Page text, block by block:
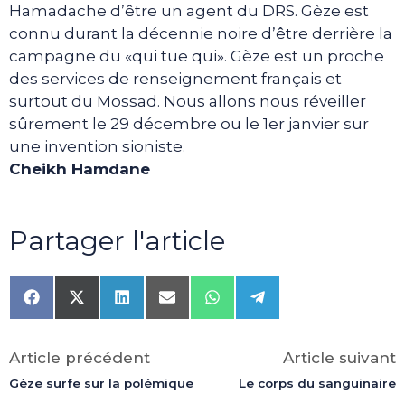
Hamadache d’être un agent du DRS. Gèze est
connu durant la décennie noire d’être derrière la
campagne du «qui tue qui». Gèze est un proche
des services de renseignement français et
surtout du Mossad. Nous allons nous réveiller
sûrement le 29 décembre ou le 1er janvier sur
une invention sioniste.
Cheikh Hamdane
Partager l'article
Share
on
Share
on
(Twitter)
Share
on
Share
on
Share
on
Share
on
Article précédent
Gèze surfe sur la polémique
Article suivant
Le corps du sanguinaire